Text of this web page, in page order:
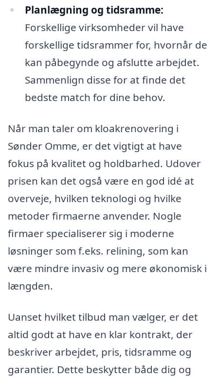
Planlægning og tidsramme:
Forskellige virksomheder vil have
forskellige tidsrammer for, hvornår de
kan påbegynde og afslutte arbejdet.
Sammenlign disse for at finde det
bedste match for dine behov.
Når man taler om kloakrenovering i
Sønder Omme, er det vigtigt at have
fokus på kvalitet og holdbarhed. Udover
prisen kan det også være en god idé at
overveje, hvilken teknologi og hvilke
metoder firmaerne anvender. Nogle
firmaer specialiserer sig i moderne
løsninger som f.eks. relining, som kan
være mindre invasiv og mere økonomisk i
længden.
Uanset hvilket tilbud man vælger, er det
altid godt at have en klar kontrakt, der
beskriver arbejdet, pris, tidsramme og
garantier. Dette beskytter både dig og